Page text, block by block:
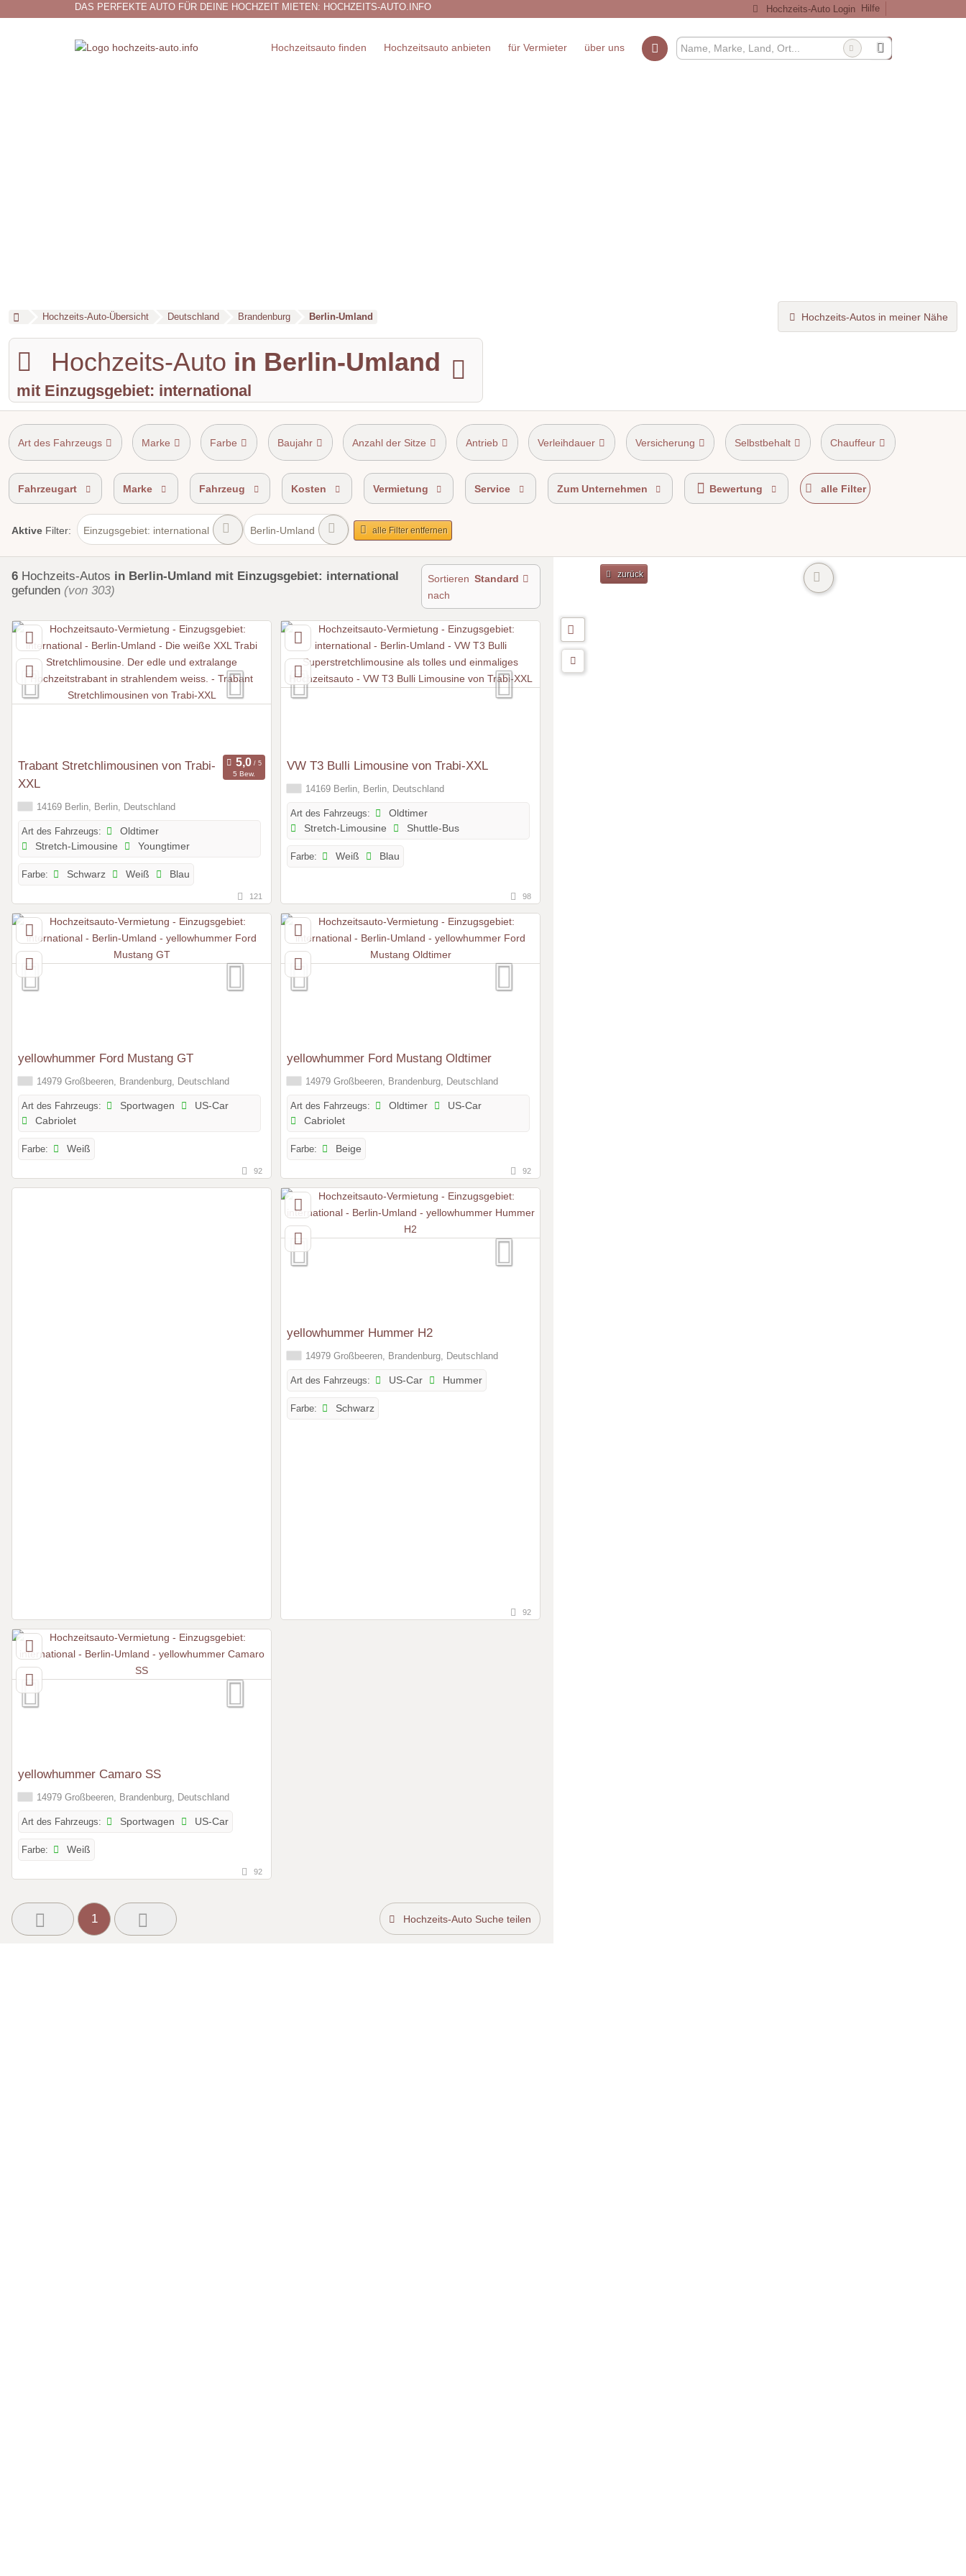
DAS PERFEKTE AUTO FÜR DEINE HOCHZEIT MIETEN: HOCHZEITS-AUTO.INFO Hochzeits-Auto Login Hilfe
Hochzeitsauto finden Hochzeitsauto anbieten für Vermieter über uns
Hochzeits-Auto-Übersicht Deutschland Brandenburg Berlin-Umland Hochzeits-Autos in meiner Nähe
Hochzeits-Auto in Berlin-Umland
mit Einzugsgebiet: international
Art des Fahrzeugs Marke Farbe Baujahr Anzahl der Sitze Antrieb Verleihdauer Versicherung Selbstbehalt Chauffeur
Shuttle Service Einzugsgebiet
Fahrzeugart Marke Fahrzeug Kosten Vermietung Service Zum Unternehmen Bewertung alle Filter
Aktive Filter: Einzugsgebiet: international Berlin-Umland alle Filter entfernen
6 Hochzeits-Autos in Berlin-Umland mit Einzugsgebiet: international
gefunden (von 303)
Sortieren
nach
Standard
Trabant Stretchlimousinen von Trabi-
XXL
5 Bew.
14169 Berlin, Berlin, Deutschland
Art des Fahrzeugs:
Oldtimer
Stretch-Limousine
Youngtimer
Farbe: Schwarz Weiß Blau
121
VW T3 Bulli Limousine von Trabi-XXL
14169 Berlin, Berlin, Deutschland
Art des Fahrzeugs:
Oldtimer
Stretch-Limousine
Shuttle-Bus
Farbe: Weiß Blau
98
yellowhummer Ford Mustang GT
14979 Großbeeren, Brandenburg, Deutschland
Art des Fahrzeugs: Sportwagen
US-Car
Cabriolet
Farbe: Weiß
92
yellowhummer Ford Mustang Oldtimer
14979 Großbeeren, Brandenburg, Deutschland
Art des Fahrzeugs: Oldtimer
US-Car
Cabriolet
Farbe: Beige
92
yellowhummer Hummer H2
14979 Großbeeren, Brandenburg, Deutschland
Art des Fahrzeugs: US-Car Hummer
Farbe: Schwarz
92
yellowhummer Camaro SS
14979 Großbeeren, Brandenburg, Deutschland
Art des Fahrzeugs: Sportwagen US-Car
Farbe: Weiß
92
1 Hochzeits-Auto Suche teilen
zurück